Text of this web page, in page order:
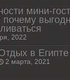
мини-
почему
2022
в Египте
2 марта, 2021